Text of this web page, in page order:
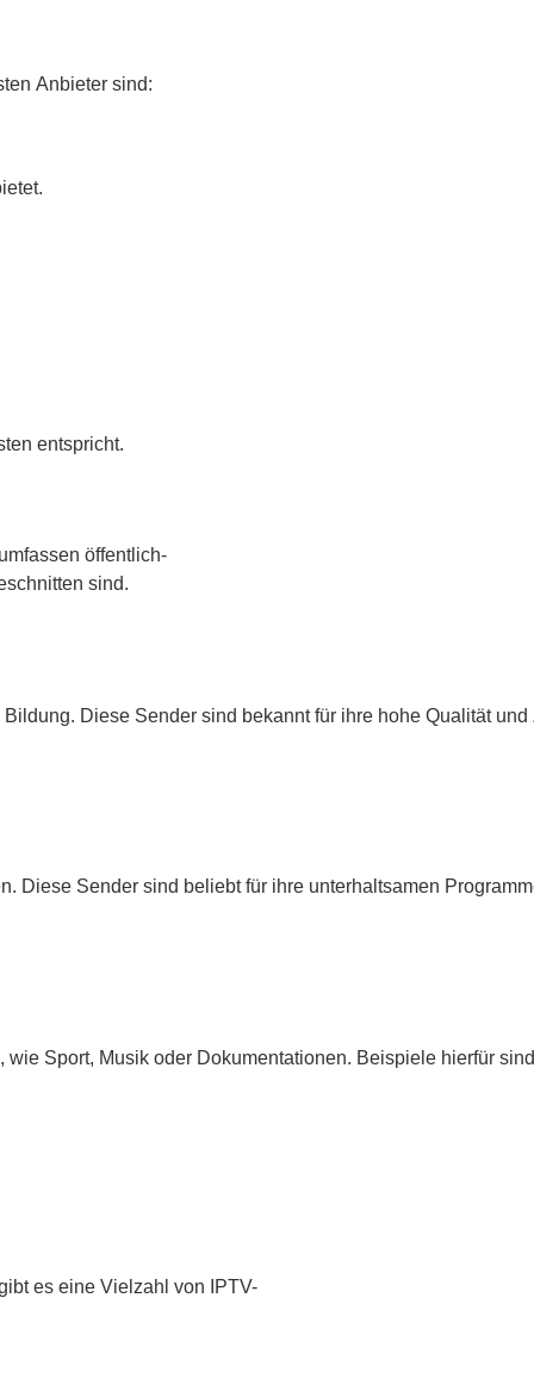
Anbieter sind:
entspricht.
öffentlich-
sind.
Diese Sender sind bekannt für ihre hohe Qualität
Diese Sender sind beliebt für ihre unterhaltsamen
Sport, Musik oder Dokumentationen. Beispiele hierfür
es eine Vielzahl von IPTV-